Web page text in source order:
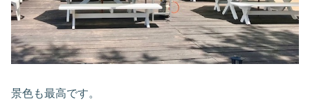
景色も最高です。